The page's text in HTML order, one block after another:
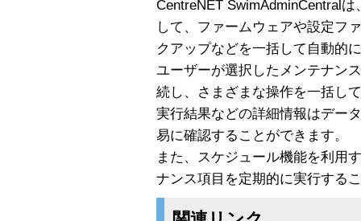
CentreNET SwimAdminCentral
して、ファームウェアや設定フ
クアップなどを一括して自動的
ユーザーが選択したメンテナン
続し、さまざまな操作を一括し
実行結果などの詳細情報はデー
易に確認することができます。
また、スケジュール機能を利用
ナンス項目を定期的に実行する